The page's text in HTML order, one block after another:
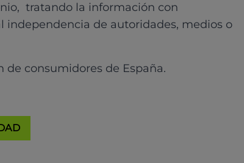
tratando la información con
independencia de autoridades, medios o
de consumidores de España.